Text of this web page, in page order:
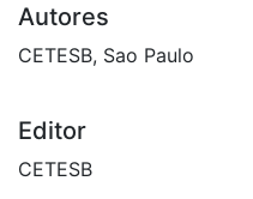
Autores
CETESB, Sao Paulo
Editor
CETESB